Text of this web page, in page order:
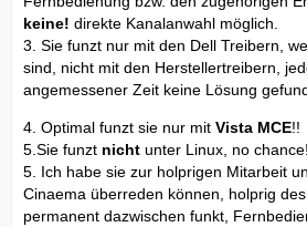
keine! direkte Kanalanwahl möglich.
3. Sie funzt nur mit den Dell Treibern,
sind, nicht mit den Herstellertreibern,
angemessener Zeit keine Lösung
4. Optimal funzt sie nur mit Vista MCE!!
5.Sie funzt nicht unter Linux, no chance!
5. Ich habe sie zur holprigen Mitarbeit
Cinaema überreden können, holprig
permanent dazwischen funkt,